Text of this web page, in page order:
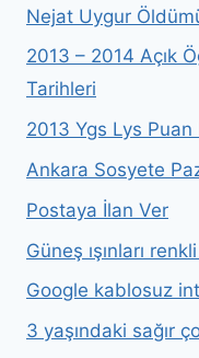
Nejat Uygur
2013 – 2014 Açık
Tarihleri
2013 Ygs Lys
Ankara Sosyete
Postaya İlan Ver
Güneş ışınları
Google kablosuz
3 yaşındaki sağır